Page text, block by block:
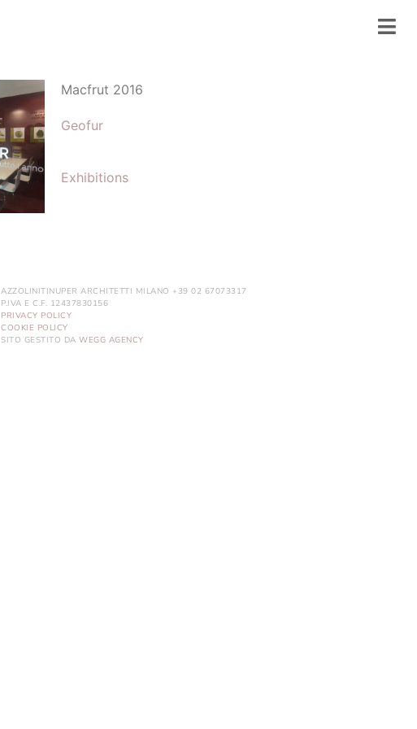
Macfrut 2016
Geofur
Exhibitions
AZZOLINITINUPER ARCHITETTI MILANO +39 02 67073317
P.IVA E C.F. 12437830156
PRIVACY POLICY
COOKIE POLICY
SITO GESTITO DAWEGG AGENCY